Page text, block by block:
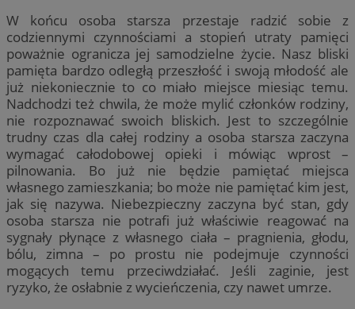
W końcu osoba starsza przestaje radzić sobie z
codziennymi czynnościami a stopień utraty pamięci
poważnie ogranicza jej samodzielne życie. Nasz bliski
pamięta bardzo odległą przeszłość i swoją młodość ale
już niekoniecznie to co miało miejsce miesiąc temu.
Nadchodzi też chwila, że może mylić członków rodziny,
nie rozpoznawać swoich bliskich. Jest to szczególnie
trudny czas dla całej rodziny a osoba starsza zaczyna
wymagać całodobowej opieki i mówiąc wprost –
pilnowania. Bo już nie będzie pamiętać miejsca
własnego zamieszkania; bo może nie pamiętać kim jest,
jak się nazywa. Niebezpieczny zaczyna być stan, gdy
osoba starsza nie potrafi już właściwie reagować na
sygnały płynące z własnego ciała – pragnienia, głodu,
bólu, zimna – po prostu nie podejmuje czynności
mogących temu przeciwdziałać. Jeśli zaginie, jest
ryzyko, że osłabnie z wycieńczenia, czy nawet umrze.